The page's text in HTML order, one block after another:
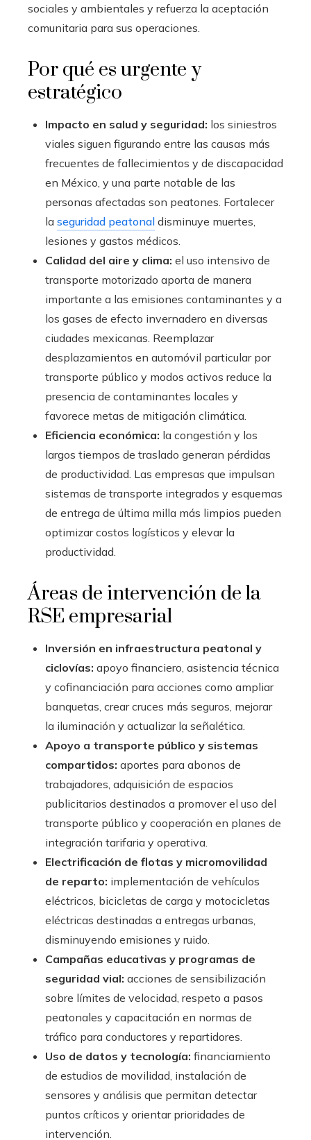
sociales y ambientales y refuerza la aceptación
comunitaria para sus operaciones.
Por qué es urgente y
estratégico
Impacto en salud y seguridad: los siniestros
viales siguen figurando entre las causas más
frecuentes de fallecimientos y de discapacidad
en México, y una parte notable de las
personas afectadas son peatones. Fortalecer
la seguridad peatonal disminuye muertes,
lesiones y gastos médicos.
Calidad del aire y clima: el uso intensivo de
transporte motorizado aporta de manera
importante a las emisiones contaminantes y a
los gases de efecto invernadero en diversas
ciudades mexicanas. Reemplazar
desplazamientos en automóvil particular por
transporte público y modos activos reduce la
presencia de contaminantes locales y
favorece metas de mitigación climática.
Eficiencia económica: la congestión y los
largos tiempos de traslado generan pérdidas
de productividad. Las empresas que impulsan
sistemas de transporte integrados y esquemas
de entrega de última milla más limpios pueden
optimizar costos logísticos y elevar la
productividad.
Áreas de intervención de la
RSE empresarial
Inversión en infraestructura peatonal y
ciclovías: apoyo financiero, asistencia técnica
y cofinanciación para acciones como ampliar
banquetas, crear cruces más seguros, mejorar
la iluminación y actualizar la señalética.
Apoyo a transporte público y sistemas
compartidos: aportes para abonos de
trabajadores, adquisición de espacios
publicitarios destinados a promover el uso del
transporte público y cooperación en planes de
integración tarifaria y operativa.
Electrificación de flotas y micromovilidad
de reparto: implementación de vehículos
eléctricos, bicicletas de carga y motocicletas
eléctricas destinadas a entregas urbanas,
disminuyendo emisiones y ruido.
Campañas educativas y programas de
seguridad vial: acciones de sensibilización
sobre límites de velocidad, respeto a pasos
peatonales y capacitación en normas de
tráfico para conductores y repartidores.
Uso de datos y tecnología: financiamiento
de estudios de movilidad, instalación de
sensores y análisis que permitan detectar
puntos críticos y orientar prioridades de
intervención.